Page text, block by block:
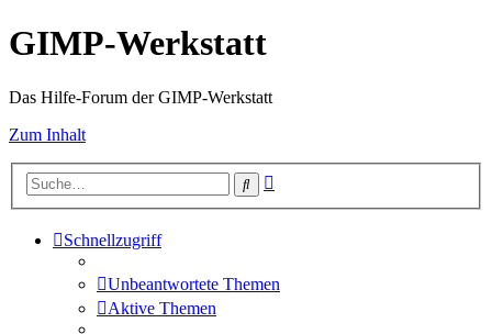
GIMP-Werkstatt
Das Hilfe-Forum der GIMP-Werkstatt
Zum Inhalt
Suche
Schnellzugriff
Unbeantwortete Themen
Aktive Themen